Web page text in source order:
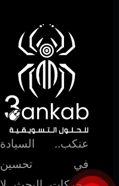
عنكب.. السيادة
في تحسين